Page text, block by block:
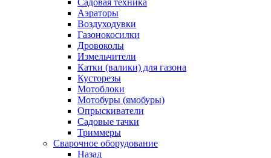
Садовая техника
Аэраторы
Воздуходувки
Газонокосилки
Дровоколы
Измельчители
Катки (валики) для газона
Кусторезы
Мотоблоки
Мотобуры (ямобуры)
Опрыскиватели
Садовые тачки
Триммеры
Сварочное оборудование
Назад